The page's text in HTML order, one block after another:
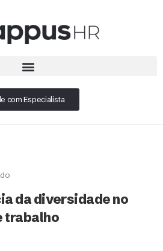
com Especialista
da diversidade no
trabalho